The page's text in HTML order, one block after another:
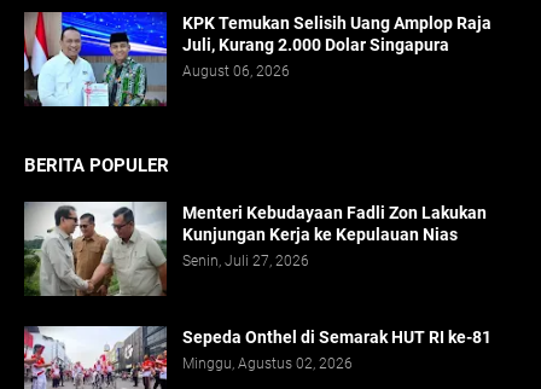
KPK Temukan Selisih Uang Amplop Raja
Juli, Kurang 2.000 Dolar Singapura
August 06, 2026
BERITA POPULER
Menteri Kebudayaan Fadli Zon Lakukan
Kunjungan Kerja ke Kepulauan Nias
Senin, Juli 27, 2026
Sepeda Onthel di Semarak HUT RI ke-81
Minggu, Agustus 02, 2026